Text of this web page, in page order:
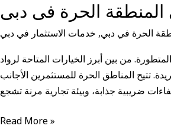
الحرة فى دبى
الحرة في دبي, خدمات الاستثمار في دبي
من بين أبرز الخيارات المتاحة لرواد
تتيح المناطق الحرة للمستثمرين الأجانب
ضريبية جذابة، وبيئة تجارية مرنة تشجع
Read More »